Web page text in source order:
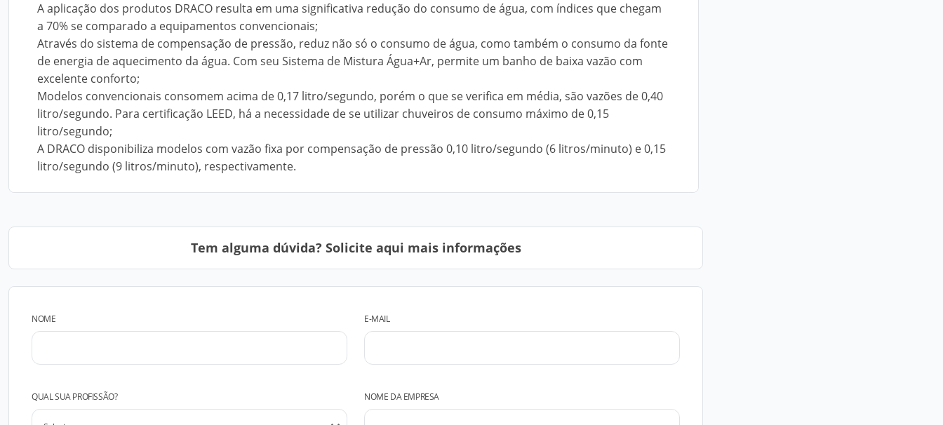
A aplicação dos produtos DRACO resulta em uma significativa redução do consumo de água, com índices que chegam
a 70% se comparado a equipamentos convencionais;
Através do sistema de compensação de pressão, reduz não só o consumo de água, como também o consumo da fonte
de energia de aquecimento da água. Com seu Sistema de Mistura Água+Ar, permite um banho de baixa vazão com
excelente conforto;
Modelos convencionais consomem acima de 0,17 litro/segundo, porém o que se verifica em média, são vazões de 0,40
litro/segundo. Para certificação LEED, há a necessidade de se utilizar chuveiros de consumo máximo de 0,15
litro/segundo;
A DRACO disponibiliza modelos com vazão fixa por compensação de pressão 0,10 litro/segundo (6 litros/minuto) e 0,15
litro/segundo (9 litros/minuto), respectivamente.
Tem alguma dúvida? Solicite aqui mais informações
NOME E-MAIL
QUAL SUA PROFISSÃO? NOME DA EMPRESA